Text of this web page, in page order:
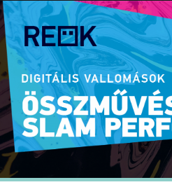
PALOTASÉTÁK ÉS
KÖZÉRDEKŰ